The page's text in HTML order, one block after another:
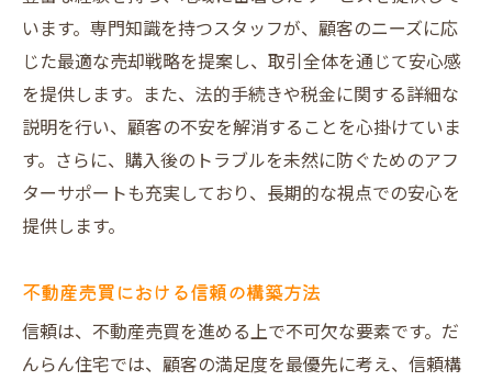
税務上のポイントとアドバイス
不動産売買のプロセスを理解する
だんらん住宅が選ばれる理由とその実績
選ばれる理由：豊富な経験と信頼
地域における実績紹介とその背景
お客様の声から見るだんらん住宅の強み
成功事例に学ぶだんらん住宅のサービス
専門知識と経験が生む安心感
大阪市北区での不動産売買を安心して進めるた
います。専門知識を持つスタッフが、顧客のニーズに応
じた最適な売却戦略を提案し、取引全体を通じて安心感
を提供します。また、法的手続きや税金に関する詳細な
説明を行い、顧客の不安を解消することを心掛けていま
す。さらに、購入後のトラブルを未然に防ぐためのアフ
ターサポートも充実しており、長期的な視点での安心を
提供します。
不動産売買における信頼の構築方法
信頼は、不動産売買を進める上で不可欠な要素です。だ
んらん住宅では、顧客の満足度を最優先に考え、信頼構